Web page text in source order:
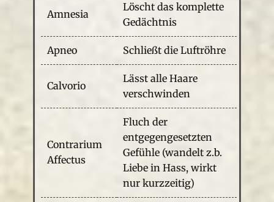
Amnesia
Löscht das komplette
Gedächtnis
Apneo Schließt die Luftröhre
Calvorio
Lässt alle Haare
verschwinden
Contrarium
Affectus
Fluch der
entgegengesetzten
Gefühle (wandelt z.b.
Liebe in Hass, wirkt
nur kurzzeitig)